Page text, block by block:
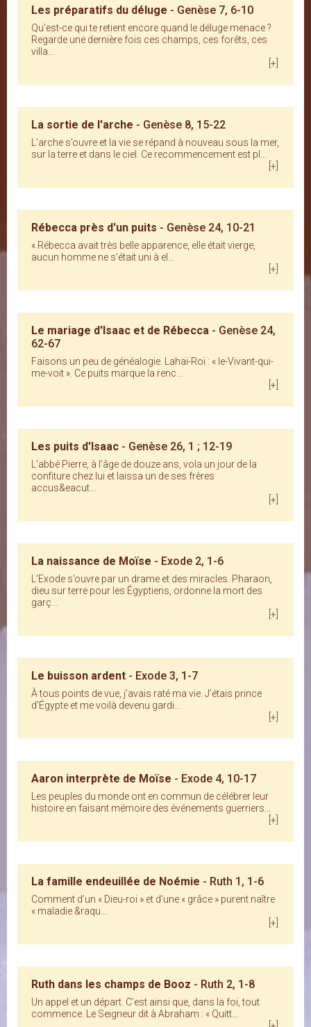
Les préparatifs du déluge - Genèse 7, 6-10
Qu’est-ce qui te retient encore quand le déluge menace ?
Regarde une dernière fois ces champs, ces forêts, ces
villa...
[+]
La sortie de l'arche - Genèse 8, 15-22
L’arche s’ouvre et la vie se répand à nouveau sous la mer,
sur la terre et dans le ciel. Ce recommencement est pl...
[+]
Rébecca près d'un puits - Genèse 24, 10-21
« Rébecca avait très belle apparence, elle était vierge,
aucun homme ne s’était uni à el...
[+]
Le mariage d'Isaac et de Rébecca - Genèse 24,
62-67
Faisons un peu de généalogie. Lahaï-Roï : « le-Vivant-qui-
me-voit ». Ce puits marque la renc...
[+]
Les puits d'Isaac - Genèse 26, 1 ; 12-19
L’abbé Pierre, à l’âge de douze ans, vola un jour de la
confiture chez lui et laissa un de ses frères
accus&eacut...
[+]
La naissance de Moïse - Exode 2, 1-6
L’Exode s’ouvre par un drame et des miracles. Pharaon,
dieu sur terre pour les Égyptiens, ordonne la mort des
garç...
[+]
Le buisson ardent - Exode 3, 1-7
À tous points de vue, j’avais raté ma vie. J’étais prince
d’Égypte et me voilà devenu gardi...
[+]
Aaron interprète de Moïse - Exode 4, 10-17
Les peuples du monde ont en commun de célébrer leur
histoire en faisant mémoire des événements guerriers...
[+]
La famille endeuillée de Noémie - Ruth 1, 1-6
Comment d’un « Dieu-roi » et d’une « grâce » purent naître
« maladie &raqu...
[+]
Ruth dans les champs de Booz - Ruth 2, 1-8
Un appel et un départ. C’est ainsi que, dans la foi, tout
commence. Le Seigneur dit à Abraham : « Quitt...